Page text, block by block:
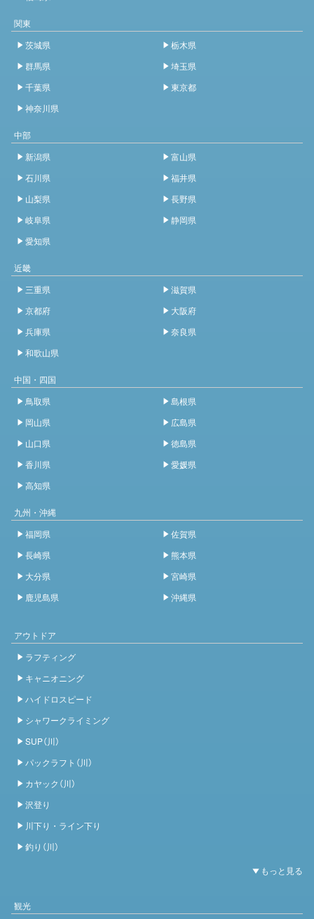
関東
茨城県
栃木県
群馬県
埼玉県
千葉県
東京都
神奈川県
中部
新潟県
富山県
石川県
福井県
山梨県
長野県
岐阜県
静岡県
愛知県
近畿
三重県
滋賀県
京都府
大阪府
兵庫県
奈良県
和歌山県
中国・四国
鳥取県
島根県
岡山県
広島県
山口県
徳島県
香川県
愛媛県
高知県
九州・沖縄
福岡県
佐賀県
長崎県
熊本県
大分県
宮崎県
鹿児島県
沖縄県
アウトドア
ラフティング
キャニオニング
ハイドロスピード
シャワークライミング
SUP（川）
パックラフト（川）
カヤック（川）
沢登り
川下り・ライン下り
釣り（川）
観光